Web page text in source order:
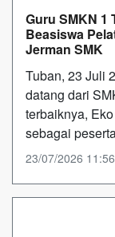
Guru SMKN 1
Beasiswa
Jerman SMK
Tuban, 23 Juli
datang dari
terbaiknya,
sebagai
23/07/2026